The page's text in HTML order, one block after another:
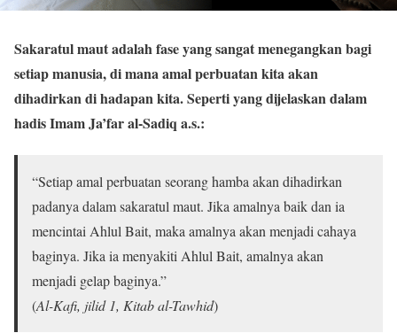
Sakaratul maut adalah fase yang sangat menegangkan bagi
setiap manusia, di mana amal perbuatan kita akan
dihadirkan di hadapan kita. Seperti yang dijelaskan dalam
hadis Imam Ja’far al-Sadiq a.s.:
“Setiap amal perbuatan seorang hamba akan dihadirkan
padanya dalam sakaratul maut. Jika amalnya baik dan ia
mencintai Ahlul Bait, maka amalnya akan menjadi cahaya
baginya. Jika ia menyakiti Ahlul Bait, amalnya akan
menjadi gelap baginya.”
(Al-Kafi, jilid 1, Kitab al-Tawhid)